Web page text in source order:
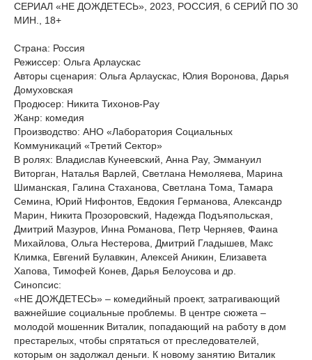
СЕРИАЛ «НЕ ДОЖДЕТЕСЬ», 2023, РОССИЯ, 6 СЕРИЙ ПО 30
МИН., 18+
Страна: Россия
Режиссер: Ольга Арлаускас
Авторы сценария: Ольга Арлаускас, Юлия Воронова, Дарья
Домуховская
Продюсер: Никита Тихонов-Рау
Жанр: комедия
Производство: АНО «Лаборатория Социальных
Коммуникаций «Третий Сектор»
В ролях: Владислав Кунеевский, Анна Рау, Эммануил
Виторган, Наталья Варлей, Светлана Немоляева, Марина
Шиманская, Галина Стаханова, Светлана Тома, Тамара
Семина, Юрий Нифонтов, Евдокия Германова, Александр
Марин, Никита Прозоровский, Надежда Подъяпольская,
Дмитрий Мазуров, Инна Романова, Петр Черняев, Фаина
Михайлова, Ольга Нестерова, Дмитрий Гладышев, Макс
Климка, Евгений Булавкин, Алексей Аникин, Елизавета
Хапова, Тимофей Конев, Дарья Белоусова и др.
Синопсис:
«НЕ ДОЖДЕТЕСЬ» – комедийный проект, затрагивающий
важнейшие социальные проблемы. В центре сюжета –
молодой мошенник Виталик, попадающий на работу в дом
престарелых, чтобы спрятаться от преследователей,
которым он задолжал деньги. К новому занятию Виталик